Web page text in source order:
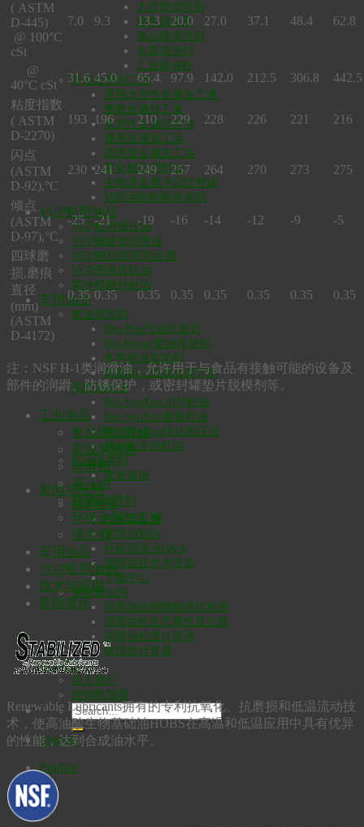
大豆橙清洗剂
零件清洗剂
食品级清洗剂
水基清洗剂
工业吸油粉
环保金属加工油
通用水溶性金属加工液
重载金属加工液
水溶性金属拉伸液
通用金属加工油
高强度金属加工油
雾化极压切削油
生物基金属冲压拉伸油
切削油防粘附添加剂
VGP船用油品
VGP船用液压油
VGP艉轴管润滑油
VGP钢丝绳润滑油/脂
VGP环保齿轮油
两冲程舷外机油
车用油品
燃油添加剂
Bio-Plus汽油添加剂
Bio-Power柴油添加剂
冬季柴油添加剂
船舶和工业燃油调节剂
高性能机油
Bio-SynXtra SHP机油
Bio-SynXtra重载机油
Bio-SynXtra传动液压油
两冲程发动机油
机油改善剂
变速箱油
新闻与应用
新闻资讯
技术与应用
润滑油知识
环保润滑油Q&A
润滑油技术术语表
下载中心
实验室信息
润滑油生物降解测试标准
润滑油的生态毒性及分级
润滑油粘度计算器
碳排放计算器
联系我们
加入我们
经销商加盟
English
English
( ASTM
D-445)
@ 100°C
cSt
7.0 9.3 13.3 20.0 27.0 37.1 48.4 62.8
@
40°C cSt
31.6 45.0 65.4 97.9 142.0 212.5 306.8
442.5
粘度指数
( ASTM
D-2270)
193 196 210 229 228 226 221 216
闪点
(ASTM
D-92),°C
230 241 249 257 264 270 273 275
倾点
(ASTM
D-97),°C
-25 -21 -19 -16 -14 -12 -9 -5
四球磨
损, 磨痕
直径
(mm)
(ASTM
D-4172)
0.35 0.35 0.35 0.35 0.35 0.35 0.35 0.35
注： NSF H-1 类润滑油，允许用于与食品有接触可能的设备及
部件的润滑、防锈保护，或密封罐垫片脱模剂等。
工业油品
食品级润滑油
高温润滑油
润滑脂
液压油
防锈润滑剂
环保金属加工油
清洗剂
车用油品
VGP船用油品
技术与应用
新闻资讯
Renewable Lubricants拥有的专利抗氧化、抗磨损和低温流动技
术，使高油酸生物基础油HOBS在高温和低温应用中具有优异
的性能，达到合成油水平。